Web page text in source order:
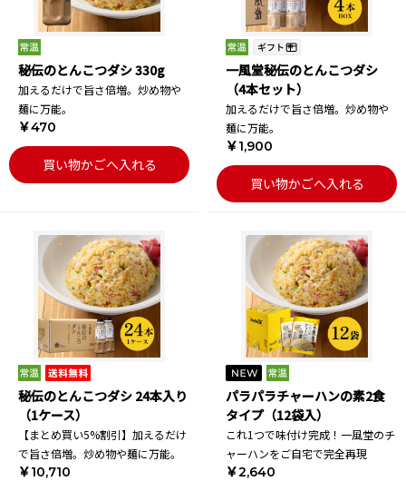
秘伝のとんこつダシ 330g
加えるだけで旨さ倍増。炒め物や
麺に万能。
￥470
買い物かごへ入れる
一風堂秘伝のとんこつダシ
（4本セット）
加えるだけで旨さ倍増。炒め物や
麺に万能。
￥1,900
買い物かごへ入れる
秘伝のとんこつダシ 24本入り
（1ケース）
【まとめ買い5%割引】加えるだけ
で旨さ倍増。炒め物や麺に万能。
￥10,710
パラパラチャーハンの素2食
タイプ（12袋入）
これ1つで味付け完成！一風堂のチ
ャーハンをご自宅で完全再現
￥2,640